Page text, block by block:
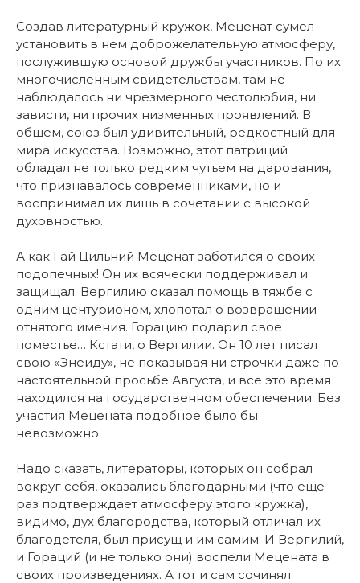
Создав литературный кружок, Меценат сумел
установить в нем доброжелательную атмосферу,
послужившую основой дружбы участников. По их
многочисленным свидетельствам, там не
наблюдалось ни чрезмерного честолюбия, ни
зависти, ни прочих низменных проявлений. В
общем, союз был удивительный, редкостный для
мира искусства. Возможно, этот патриций
обладал не только редким чутьем на дарования,
что признавалось современниками, но и
воспринимал их лишь в сочетании с высокой
духовностью.
А как Гай Цильний Меценат заботился о своих
подопечных! Он их всячески поддерживал и
защищал. Вергилию оказал помощь в тяжбе с
одним центурионом, хлопотал о возвращении
отнятого имения. Горацию подарил свое
поместье… Кстати, о Вергилии. Он 10 лет писал
свою «Энеиду», не показывая ни строчки даже по
настоятельной просьбе Августа, и всё это время
находился на государственном обеспечении. Без
участия Мецената подобное было бы
невозможно.
Надо сказать, литераторы, которых он собрал
вокруг себя, оказались благодарными (что еще
раз подтверждает атмосферу этого кружка),
видимо, дух благородства, который отличал их
благодетеля, был присущ и им самим. И Вергилий,
и Гораций (и не только они) воспели Мецената в
своих произведениях. А тот и сам сочинял